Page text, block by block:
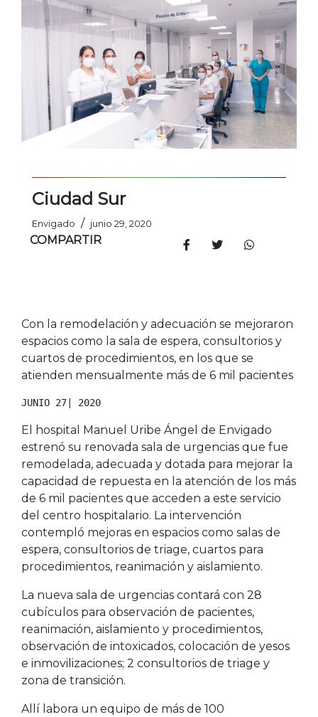
Ciudad Sur
Envigado / junio 29, 2020
COMPARTIR
Con la remodelación y adecuación se mejoraron
espacios como la sala de espera, consultorios y
cuartos de procedimientos, en los que se
atienden mensualmente más de 6 mil pacientes
JUNIO 27| 2020
El hospital Manuel Uribe Ángel de Envigado
estrenó su renovada sala de urgencias que fue
remodelada, adecuada y dotada para mejorar la
capacidad de repuesta en la atención de los más
de 6 mil pacientes que acceden a este servicio
del centro hospitalario. La intervención
contempló mejoras en espacios como salas de
espera, consultorios de triage, cuartos para
procedimientos, reanimación y aislamiento.
La nueva sala de urgencias contará con 28
cubículos para observación de pacientes,
reanimación, aislamiento y procedimientos,
observación de intoxicados, colocación de yesos
e inmovilizaciones; 2 consultorios de triage y
zona de transición.
Allí labora un equipo de más de 100